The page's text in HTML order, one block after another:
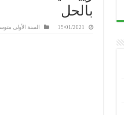
بالحل
15/01/2021 السنة الأولى